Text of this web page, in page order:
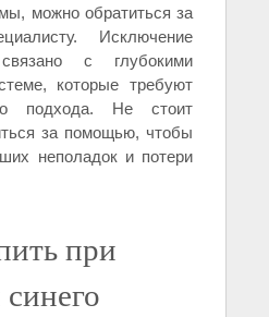
можно обратиться за
Исключение
с глубокими
которые требуют
подхода. Не стоит
за помощью, чтобы
неполадок и потери
при